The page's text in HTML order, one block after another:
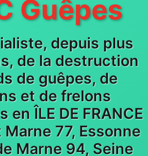
Guêpes
depuis plus
de la destruction
de guêpes, de
et de frelons
en ÎLE DE FRANCE
Marne 77, Essonne
Marne 94, Seine